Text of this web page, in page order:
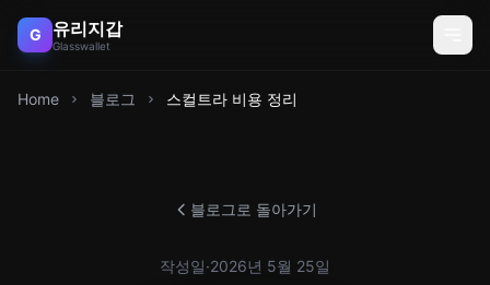
G 유리지갑
Glasswallet
Home 블로그 스컬트라 비용 정리
블로그로 돌아가기
작성일·2026년 5월 25일